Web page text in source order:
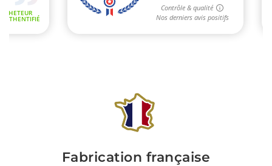
Fabrication française